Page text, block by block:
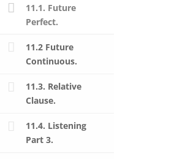
11.1. Future
Perfect.
11.2 Future
Continuous.
11.3. Relative
Clause.
11.4. Listening
Part 3.